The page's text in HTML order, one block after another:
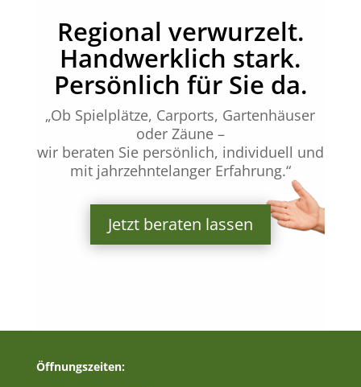
Regional verwurzelt.
Handwerklich stark.
Persönlich für Sie da.
„Ob Spielplätze, Carports, Gartenhäuser
oder Zäune –
wir beraten Sie persönlich, individuell und
mit jahrzehntelanger Erfahrung.“
Jetzt beraten lassen
Öffnungszeiten: